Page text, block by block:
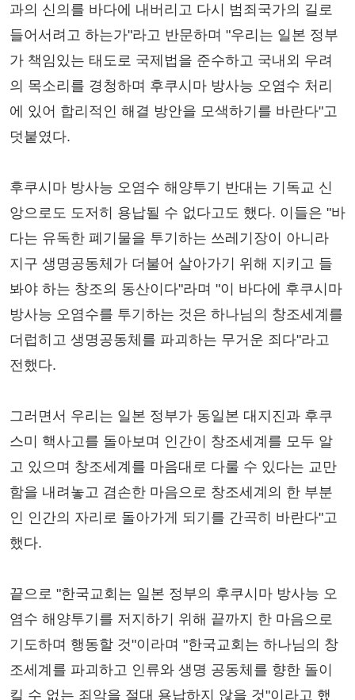
과의 신의를 바다에 내버리고 다시 범죄국가의 길로
들어서려고 하는가"라고 반문하며 "우리는 일본 정부
가 책임있는 태도로 국제법을 준수하고 국내외 우려
의 목소리를 경청하며 후쿠시마 방사능 오염수 처리
에 있어 합리적인 해결 방안을 모색하기를 바란다"고
덧붙였다.
후쿠시마 방사능 오염수 해양투기 반대는 기독교 신
앙으로도 도저히 용납될 수 없다고도 했다. 이들은 "바
다는 유독한 폐기물을 투기하는 쓰레기장이 아니라
지구 생명공동체가 더불어 살아가기 위해 지키고 들
봐야 하는 창조의 동산이다"라며 "이 바다에 후쿠시마
방사능 오염수를 투기하는 것은 하나님의 창조세계를
더럽히고 생명공동체를 파괴하는 무거운 죄다"라고
전했다.
그러면서 우리는 일본 정부가 동일본 대지진과 후쿠
스미 핵사고를 돌아보며 인간이 창조세계를 모두 알
고 있으며 창조세계를 마음대로 다룰 수 있다는 교만
함을 내려놓고 겸손한 마음으로 창조세계의 한 부분
인 인간의 자리로 돌아가게 되기를 간곡히 바란다"고
했다.
끝으로 "한국교회는 일본 정부의 후쿠시마 방사능 오
염수 해양투기를 저지하기 위해 끝까지 한 마음으로
기도하며 행동할 것"이라며 "한국교회는 하나님의 창
조세계를 파괴하고 인류와 생명 공동체를 향한 돌이
킬 수 없는 죄악을 절대 용납하지 않을 것"이라고 했